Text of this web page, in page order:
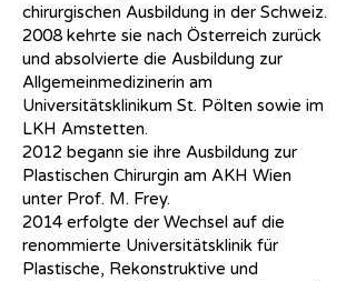
chirurgischen Ausbildung in der Schweiz.
2008 kehrte sie nach Österreich zurück
und absolvierte die Ausbildung zur
Allgemeinmedizinerin am
Universitätsklinikum St. Pölten sowie im
LKH Amstetten.
2012 begann sie ihre Ausbildung zur
Plastischen Chirurgin am AKH Wien
unter Prof. M. Frey.
2014 erfolgte der Wechsel auf die
renommierte Universitätsklinik für
Plastische, Rekonstruktive und